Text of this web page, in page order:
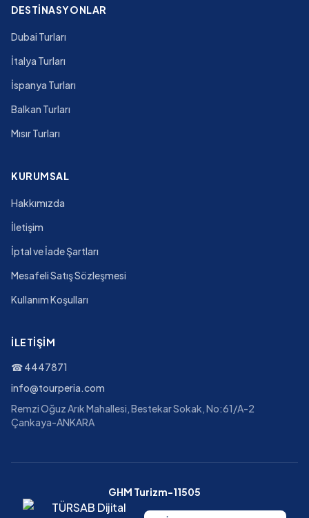
DESTINASYONLAR
Dubai Turları
İtalya Turları
İspanya Turları
Balkan Turları
Mısır Turları
KURUMSAL
Hakkımızda
İletişim
İptal ve İade Şartları
Mesafeli Satış Sözleşmesi
Kullanım Koşulları
İLETIŞIM
☎4447871
info@tourperia.com
Remzi Oğuz Arık Mahallesi, Bestekar Sokak, No:61/A-2
Çankaya-ANKARA
GHM Turizm-11505